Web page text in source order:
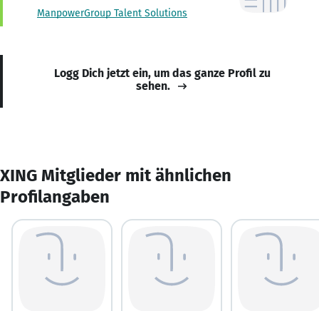
ManpowerGroup Talent Solutions
Logg Dich jetzt ein, um das ganze Profil zu
sehen.
XING Mitglieder mit ähnlichen
Profilangaben